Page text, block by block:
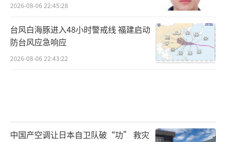
2026-08-06 22:45:28
台风白海豚进入48小时警戒线 福建启动
防台风应急响应
2026-08-06 22:43:22
中国产空调让日本自卫队破“功” 救灾